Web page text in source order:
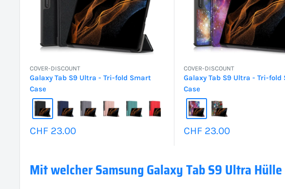
COVER-DISCOUNT
Galaxy Tab S9 Ultra - Tri-fold Smart
Case
Sonderpreis
CHF 23.00
COVER-DISCOUNT
Galaxy Tab S9 Ultra - Tri-fold
Case
Sonderpreis
CHF 23.00
Mit welcher Samsung Galaxy Tab S9 Ultra